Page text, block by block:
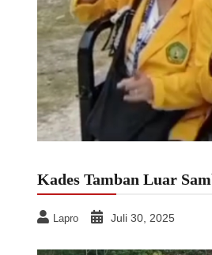
Kades Tamban Luar
Lapro Juli 30, 2025